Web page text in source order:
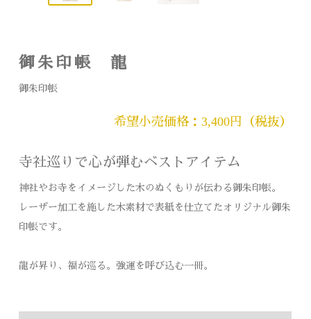
御朱印帳 龍
御朱印帳
希望小売価格：3,400円（税抜）
寺社巡りで心が弾むベストアイテム
神社やお寺をイメージした木のぬくもりが伝わる御朱印帳。
レーザー加工を施した木素材で表紙を仕立てたオリジナル御朱
印帳です。
龍が昇り、福が巡る。強運を呼び込む一冊。